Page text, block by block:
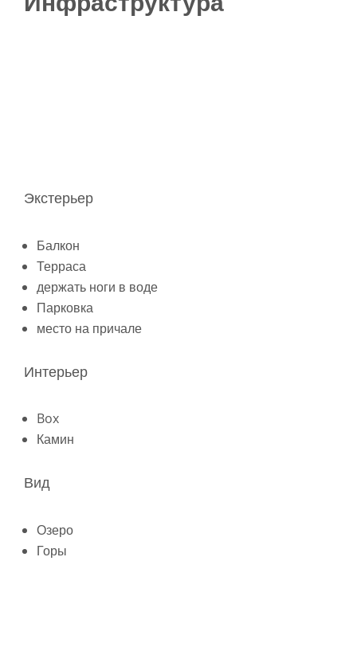
Экстерьер
Балкон
Терраса
держать ноги в воде
Парковка
место на причале
Интерьер
Box
Камин
Вид
Озеро
Горы